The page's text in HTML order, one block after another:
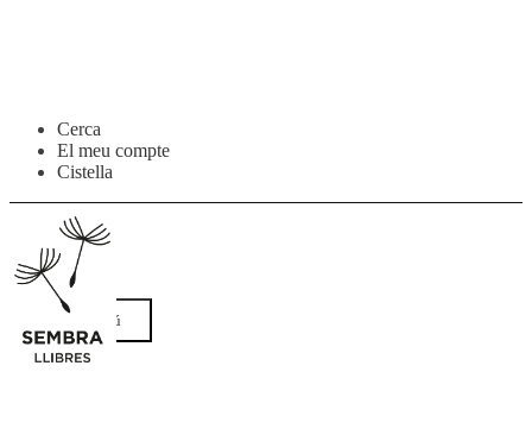
Salta
navegació
contingut
Cerca
El meu compte
Cistella
Menú